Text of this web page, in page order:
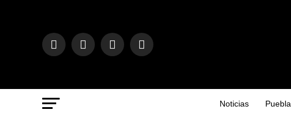
Noticias Puebla